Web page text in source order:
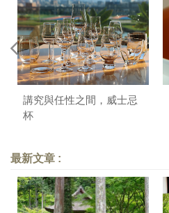
講究與任性之間，威士忌
杯
最新文章 :